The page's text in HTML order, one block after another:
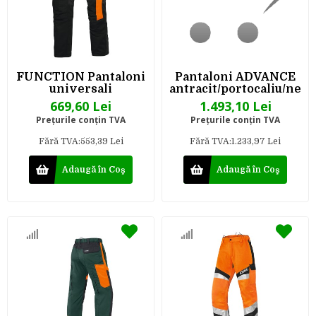
FUNCTION Pantaloni
universali
669,60 Lei
Preţurile conţin TVA
Fără TVA:553,39 Lei
Adaugă în Coş
Pantaloni ADVANCE
antracit/portocaliu/
1.493,10 Lei
Preţurile conţin TVA
Fără TVA:1.233,97 Lei
Adaugă în Coş